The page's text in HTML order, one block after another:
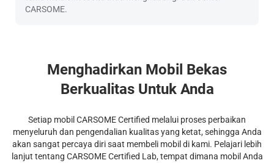
CARSOME.
Menghadirkan Mobil Bekas
Berkualitas Untuk Anda
Setiap mobil CARSOME Certified melalui proses perbaikan
menyeluruh dan pengendalian kualitas yang ketat, sehingga Anda
akan sangat percaya diri saat membeli mobil di kami. Pelajari lebih
lanjut tentang CARSOME Certified Lab, tempat dimana mobil Anda